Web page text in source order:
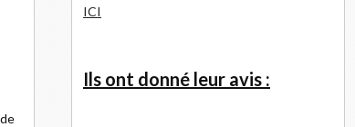
ICI
Ils ont donné leur avis :